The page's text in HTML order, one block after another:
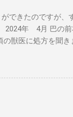
できたのですが、
2024年 4月 巴の前
獣医に処方を聞き
た。 この獣医さん
おできが大きく
良性とも悪性と
気にされていま